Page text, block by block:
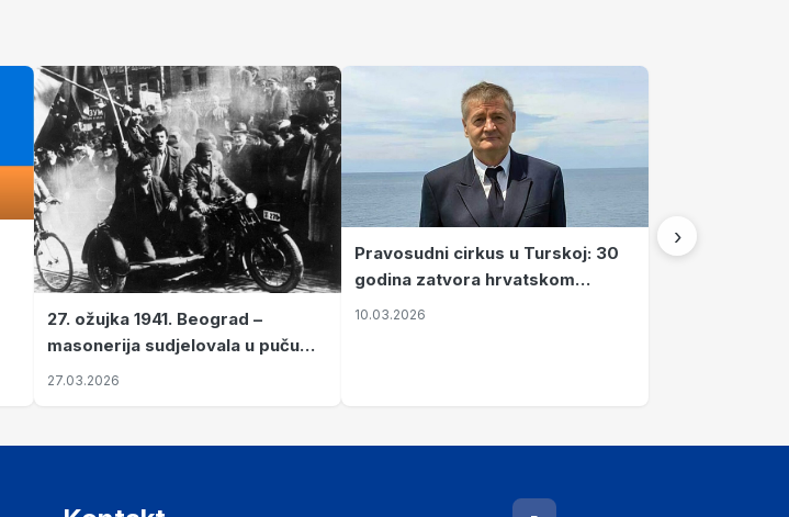
27. ožujka 1941. Beograd –
masonerija sudjelovala u puču
koji je Jugoslaviju odveo u krvavi
27.03.2026
Pravosudni cirkus u Turskoj: 30
godina zatvora hrvatskom
kapetanu kojeg su sami pustili
10.03.2026
›